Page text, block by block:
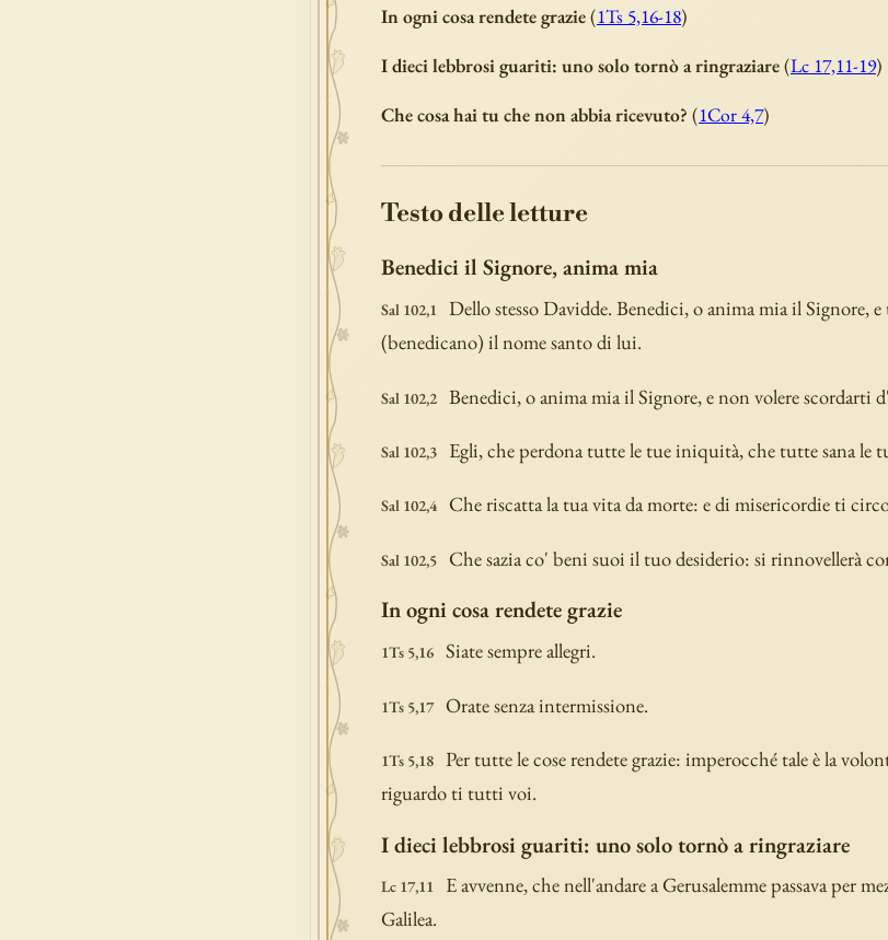
In ogni cosa rendete grazie(1Ts 5,16-18)
I dieci lebbrosi guariti: uno solo tornò a ringraziare(Lc 17,11-19)
Che cosa hai tu che non abbia ricevuto? (1Cor 4,7)
Testo delle letture
Benedici il Signore, anima mia
Sal 102,1 Dello stesso Davidde. Benedici, o anima mia il Signore,
(benedicano) il nome santo di lui.
Sal 102,2 Benedici, o anima mia il Signore, e non volere scordarti
Sal 102,3 Egli, che perdona tutte le tue iniquità, che tutte sana le
Sal 102,4 Che riscatta la tua vita da morte: e di misericordie ti
Sal 102,5 Che sazia co' beni suoi il tuo desiderio: si rinnovellerà
In ogni cosa rendete grazie
1Ts 5,16 Siate sempre allegri.
1Ts 5,17 Orate senza intermissione.
1Ts 5,18 Per tutte le cose rendete grazie: imperocché tale è la
riguardo ti tutti voi.
I dieci lebbrosi guariti: uno solo tornò a ringraziare
Lc 17,11
E avvenne, che nell'andare a Gerusalemme passava per
Galilea.